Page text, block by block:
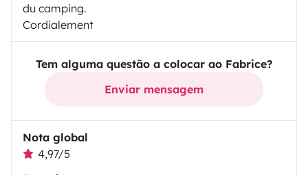
du camping.
Cordialement
Tem alguma questão a colocar ao Fabrice?
Enviar mensagem
Nota global
4,97/5